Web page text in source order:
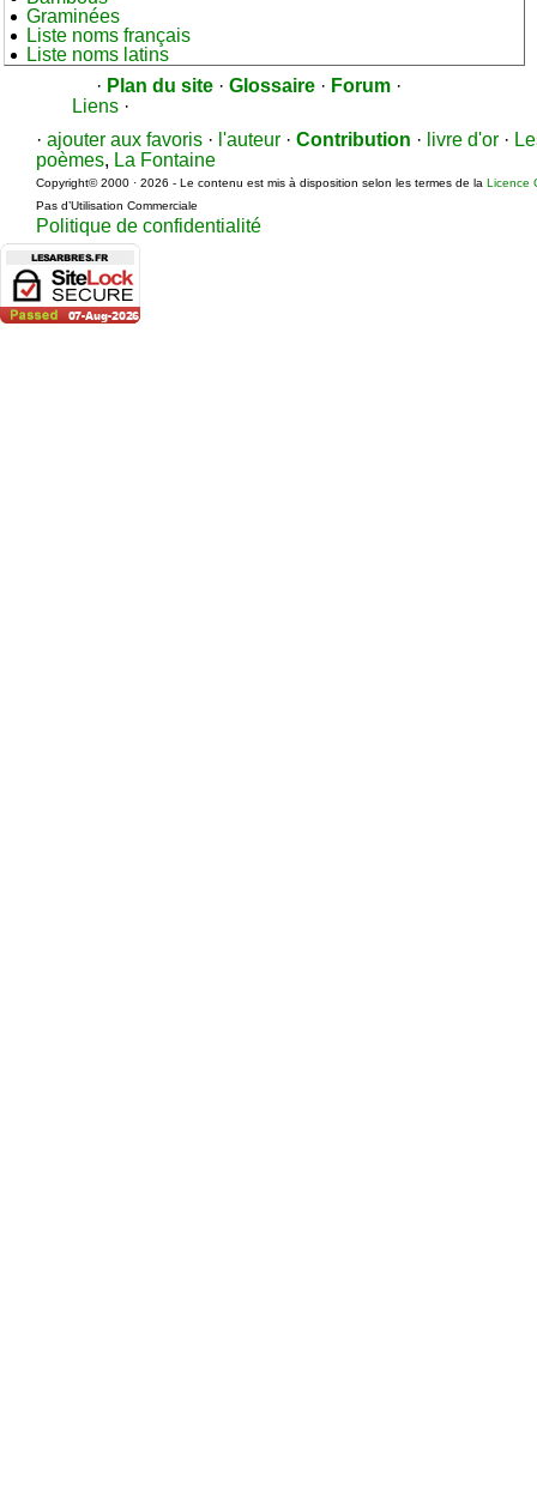
Graminées
Liste noms français
Liste noms latins
· Plan du site · Glossaire · Forum ·
Liens ·
· ajouter aux favoris · l'auteur · Contribution · livre d'or ·
poèmes, La Fontaine
Copyright© 2000 · 2026 - Le contenu est mis à disposition selon les termes de la Licence
Pas d’Utilisation Commerciale
Politique de confidentialité